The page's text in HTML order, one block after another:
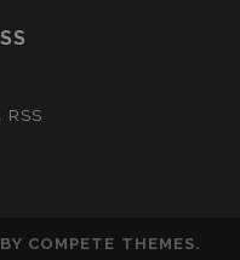
RSS
BY COMPETE THEMES.